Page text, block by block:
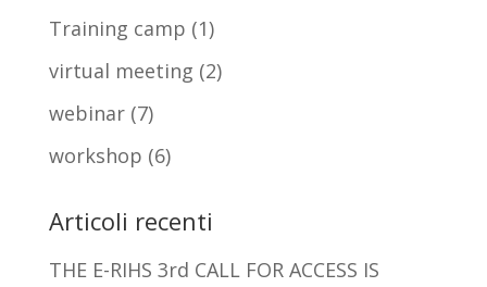
Training camp (1)
virtual meeting (2)
webinar(7)
workshop (6)
Articoli recenti
THE E-RIHS 3rd CALL FOR ACCESS IS